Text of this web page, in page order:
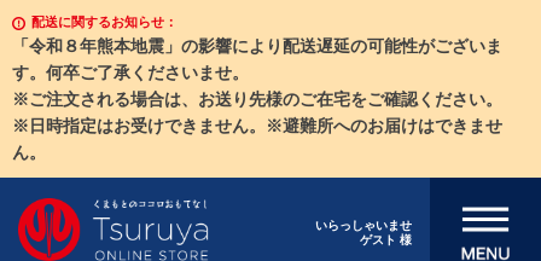
配送に関するお知らせ：
「令和８年熊本地震」の影響により配送遅延の可能性がございま
す。何卒ご了承くださいませ。
※ご注文される場合は、お送り先様のご在宅をご確認ください。
※日時指定はお受けできません。※避難所へのお届けはできませ
ん。
いらっしゃいませ
ゲスト 様
メニューを開